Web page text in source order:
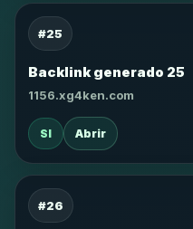
#25
Backlink generado 25
1156.xg4ken.com
SI Abrir
#26